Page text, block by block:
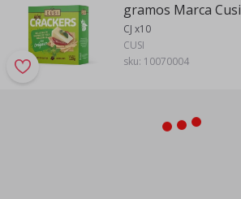
gramos Marca Cusi
CJ x10
CUSI
sku: 10070004